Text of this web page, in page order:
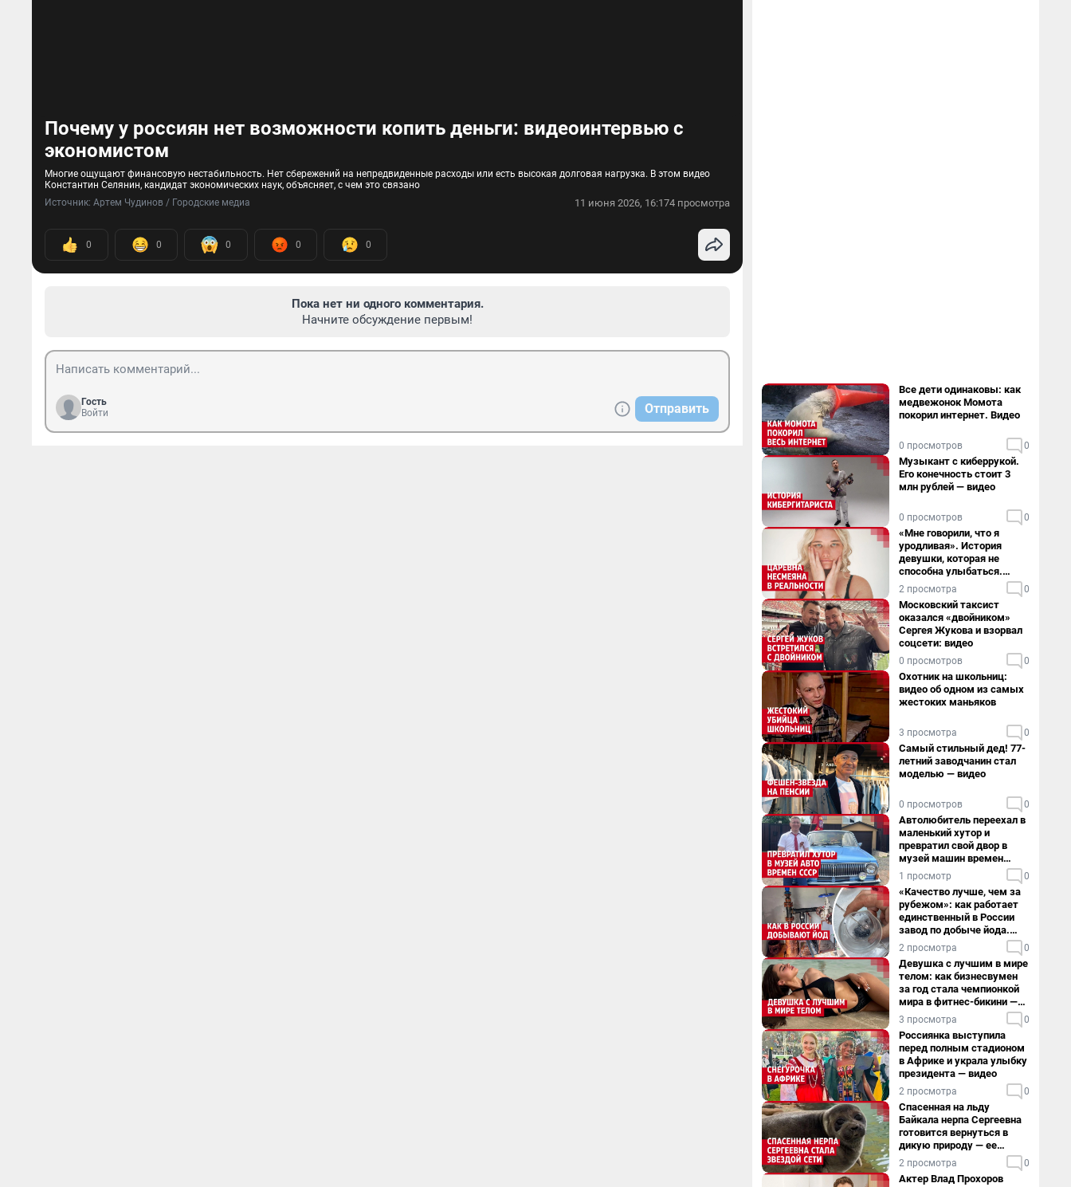
Почему у россиян нет возможности копить деньги: видеоинтервью с
экономистом
Многие ощущают финансовую нестабильность. Нет сбережений на непредвиденные расходы или есть высокая долговая нагрузка. В этом видео
Константин Селянин, кандидат экономических наук, объясняет, с чем это связано
Источник: Артем Чудинов / Городские медиа 11 июня 2026, 16:174 просмотра
0 0 0 0 0
Пока нет ни одного комментария.
Начните обсуждение первым!
Гость
Войти
Отправить
Все дети одинаковы: как
медвежонок Момота
покорил интернет. Видео
0 просмотров 0
Музыкант с киберрукой.
Его конечность стоит 3
млн рублей — видео
0 просмотров 0
«Мне говорили, что я
уродливая». История
девушки, которая не
способна улыбаться.
Видео
2 просмотра 0
Московский таксист
оказался «двойником»
Сергея Жукова и взорвал
соцсети: видео
0 просмотров 0
Охотник на школьниц:
видео об одном из самых
жестоких маньяков
3 просмотра 0
Самый стильный дед! 77-
летний заводчанин стал
моделью — видео
0 просмотров 0
Автолюбитель переехал в
маленький хутор и
превратил свой двор в
музей машин времен
СССР. Видео
1 просмотр 0
«Качество лучше, чем за
рубежом»: как работает
единственный в России
завод по добыче йода.
Видео
2 просмотра 0
Девушка с лучшим в мире
телом: как бизнесвумен
за год стала чемпионкой
мира в фитнес-бикини —
видео
3 просмотра 0
Россиянка выступила
перед полным стадионом
в Африке и украла улыбку
президента — видео
2 просмотра 0
Спасенная на льду
Байкала нерпа Сергеевна
готовится вернуться в
дикую природу — ее
видеоистория
2 просмотра 0
Актер Влад Прохоров